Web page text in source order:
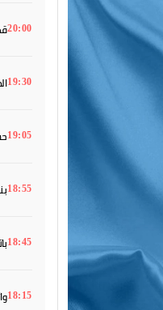
20:00
19:30
19:05
18:55
18:45
18:15